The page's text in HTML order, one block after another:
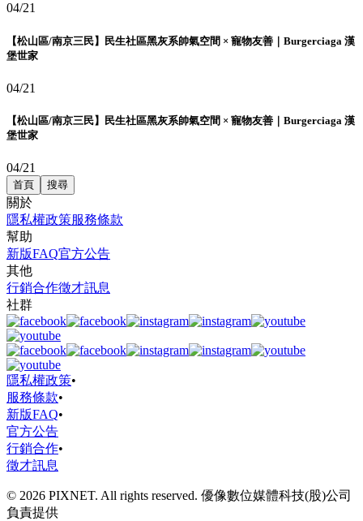
04/21
【松山區/南京三民】民生社區黑灰系帥氣空間 × 寵物友善｜Burgerciaga 漢
堡世家
04/21
【松山區/南京三民】民生社區黑灰系帥氣空間 × 寵物友善｜Burgerciaga 漢
堡世家
04/21
首頁 搜尋
關於
隱私權政策服務條款
幫助
新版FAQ官方公告
其他
行銷合作徵才訊息
社群
隱私權政策•
服務條款•
新版FAQ•
官方公告
行銷合作•
徵才訊息
© 2026 PIXNET. All rights reserved. 優像數位媒體科技(股)公司
負責提供